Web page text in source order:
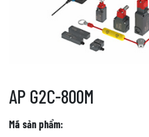
AP G2C-800M
Mã sản phẩm: